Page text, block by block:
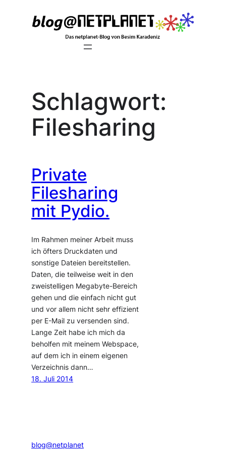
Schlagwort:
Filesharing
Private
Filesharing
mit Pydio.
Im Rahmen meiner Arbeit muss
ich öfters Druckdaten und
sonstige Dateien bereitstellen.
Daten, die teilweise weit in den
zweistelligen Megabyte-Bereich
gehen und die einfach nicht gut
und vor allem nicht sehr effizient
per E-Mail zu versenden sind.
Lange Zeit habe ich mich da
beholfen mit meinem Webspace,
auf dem ich in einem eigenen
Verzeichnis dann…
18. Juli 2014
blog@netplanet